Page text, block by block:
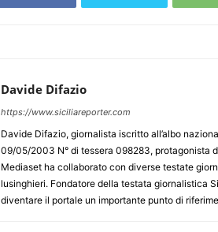
Davide Difazio
https://www.siciliareporter.com
Davide Difazio, giornalista iscritto all’albo
09/05/2003 N° di tessera 098283, protagonista
Mediaset ha collaborato con diverse testate
lusinghieri. Fondatore della testata giornalistica
diventare il portale un importante punto di